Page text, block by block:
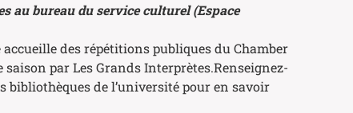
au bureau du service culturel (Espace
des répétitions publiques du Chamber
par Les Grands Interprètes.Renseignez-
bibliothèques de l’université pour en savoir